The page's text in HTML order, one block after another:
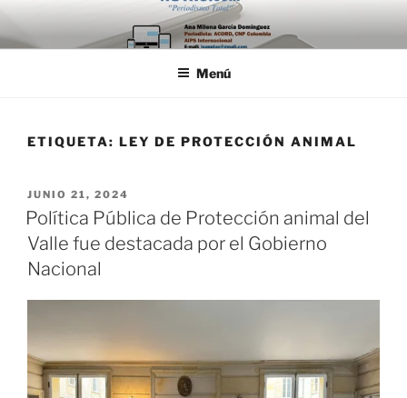
Saltar
al
contenido
Menú
ETIQUETA: LEY DE PROTECCIÓN ANIMAL
PUBLICADO
EL
JUNIO 21, 2024
Política Pública de Protección animal del
Valle fue destacada por el Gobierno
Nacional